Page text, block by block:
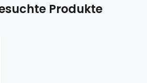
Produkte